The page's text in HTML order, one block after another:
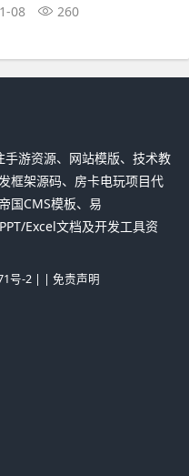
08 260
游资源、网站模版、技术教
框架源码、房卡电玩项目代
国CMS模板、易
Excel文档及开发工具资
号-2| | 免责声明